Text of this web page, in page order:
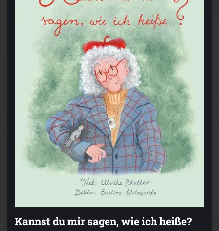
Kannst du mir sagen, wie ich heiße?